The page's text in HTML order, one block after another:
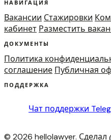
НАВИГАЦИЯ
Вакансии Стажировки
кабинет Разместить
ДОКУМЕНТЫ
Политика
соглашение Публичная
ПОДДЕРЖКА
Чат поддержки
© 2026 hellolawyer. Сделал